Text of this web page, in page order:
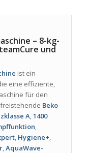
– 8-kg-
und
ist ein
eine effiziente,
für den
Beko
A,1400
,
, Hygiene+,
,AquaWave-